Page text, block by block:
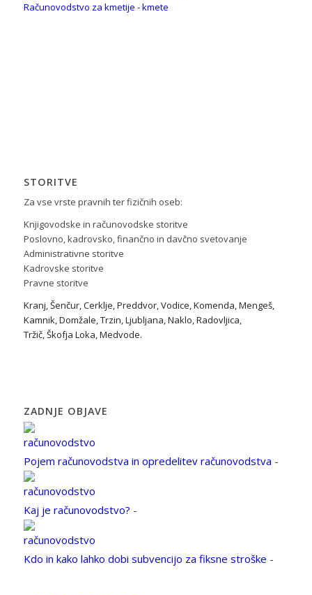
Računovodstvo za kmetije - kmete
STORITVE
Za vse vrste pravnih ter fizičnih oseb:
Knjigovodske in računovodske storitve
Poslovno, kadrovsko, finančno in davčno svetovanje
Administrativne storitve
Kadrovske storitve
Pravne storitve
Kranj,Šenčur,Cerklje,Preddvor,Vodice,Komenda,Mengeš,
Kamnik,Domžale,Trzin,Ljubljana,Naklo,Radovljica,
Tržič,Škofja Loka,Medvode.
ZADNJE OBJAVE
Pojem računovodstva in opredelitev računovodstva -
Kaj je računovodstvo? -
Kdo in kako lahko dobi subvencijo za fiksne stroške -